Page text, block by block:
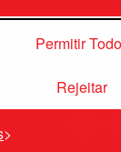
Permitir
Rejeitar
| Av. Infante D.
Portugal